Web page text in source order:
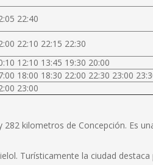
22:40
22:10 22:15 22:30
12:10 13:45 19:30 20:00
18:00 18:30 22:00 22:30 23:00
23:00
kilometros de Concepción. Es
Turísticamente la ciudad destaca